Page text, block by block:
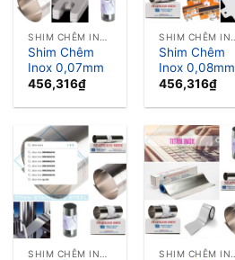
Shim Chêm
Inox 0,07mm
456,316₫
Shim Chêm
Inox 0,08mm
456,316₫